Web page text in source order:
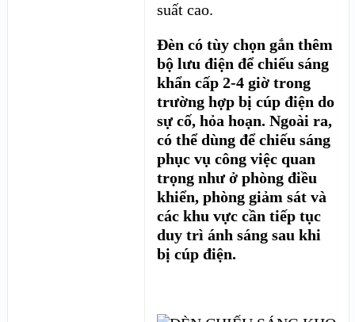
suất cao.
Đèn có tùy chọn gắn thêm
bộ lưu điện để chiếu sáng
khẩn cấp 2-4 giờ trong
trường hợp bị cúp điện do
sự cố, hỏa hoạn. Ngoài ra,
có thể dùng để chiếu sáng
phục vụ công việc quan
trọng như ở phòng điều
khiển, phòng giảm sát và
các khu vực cần tiếp tục
duy trì ánh sáng sau khi
bị cúp điện.